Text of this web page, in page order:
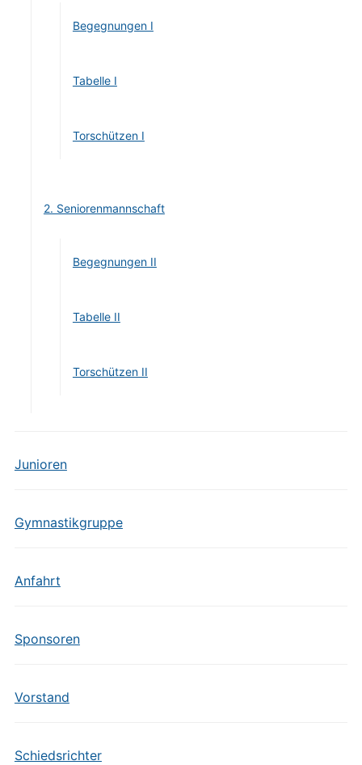
Begegnungen I
Tabelle I
Torschützen I
2. Seniorenmannschaft
Begegnungen II
Tabelle II
Torschützen II
Junioren
Gymnastikgruppe
Anfahrt
Sponsoren
Vorstand
Schiedsrichter